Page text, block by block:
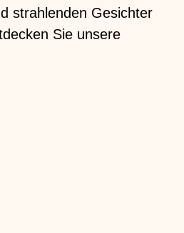
strahlenden Gesichter
Sie unsere